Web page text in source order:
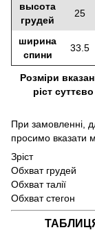
высота
грудей
25
ширина
спини
33.5
Розміри
ріст
При замовленні,
просимо вказати
Зріст
Обхват грудей
Обхват талії
Обхват стегон